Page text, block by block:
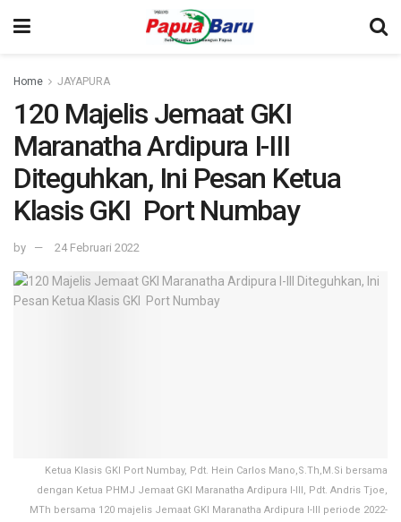
Home JAYAPURA
120 Majelis Jemaat GKI
Maranatha Ardipura I-III
Diteguhkan, Ini Pesan Ketua
Klasis GKI Port Numbay
by 24 Februari 2022
Ketua Klasis GKI Port Numbay, Pdt. Hein Carlos Mano,S.Th,M.Si bersama
dengan Ketua PHMJ Jemaat GKI Maranatha Ardipura I-III, Pdt. Andris Tjoe,
MTh bersama 120 majelis Jemaat GKI Maranatha Ardipura I-III periode 2022-